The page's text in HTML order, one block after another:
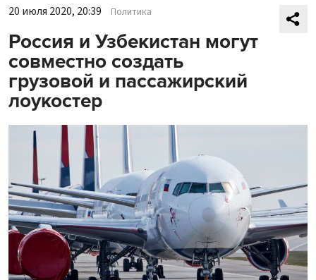
20 июля 2020, 20:39 Политика
Россия и Узбекистан могут
совместно создать
грузовой и пассажирский
лоукостер